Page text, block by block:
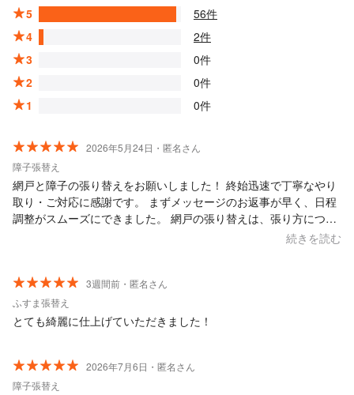
5
56件
4
2件
3
0件
2
0件
1
0件
2026年5月24日・匿名さん
障子張替え
網戸と障子の張り替えをお願いしました！ 終始迅速で丁寧なやり
取り・ご対応に感謝です。 まずメッセージのお返事が早く、日程
調整がスムーズにできました。 網戸の張り替えは、張り方につい
てしっかり説明を受け、スピーディー且つ丁寧に張り替えていた
ンプルを用いて丁寧に説明をしてもらいました。仕上がりも大満
足です。 どの素材が良いか、顧客に寄り添って一緒に考えてくだ
さった点も良かったです。 お人柄の良さが伝わってきて、安心し
うございました！！
続きを読む
3週間前・匿名さん
ふすま張替え
とても綺麗に仕上げていただきました！
2026年7月6日・匿名さん
障子張替え